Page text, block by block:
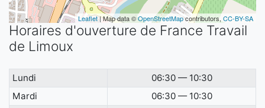
Leaflet| Map data ©OpenStreetMapcontributors, CC-BY-SA
Horaires d'ouverture de France Travail
de Limoux
Lundi
06:30 — 10:30
Mardi
06:30 — 10:30